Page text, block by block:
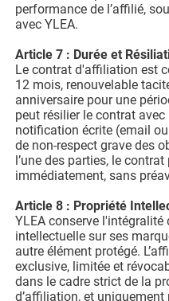
performance de l’affilié,
avec YLEA.
Article 7 : Durée et
Le contrat d'affiliation est
12 mois, renouvelable
anniversaire pour une
peut résilier le contrat
notification écrite (email
de non-respect grave des
l’une des parties, le
immédiatement, sans
Article 8 : Propriété
YLEA conserve
intellectuelle sur ses
autre élément protégé.
exclusive, limitée et
dans le cadre strict de la
d’affiliation, et